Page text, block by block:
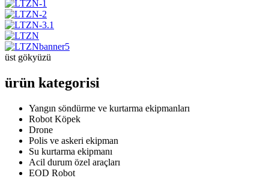
üst gökyüzü
ürün kategorisi
Yangın söndürme ve kurtarma ekipmanları
Robot Köpek
Drone
Polis ve askeri ekipman
Su kurtarma ekipmanı
Acil durum özel araçları
EOD Robot